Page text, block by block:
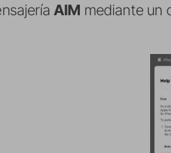
AIM mediante un